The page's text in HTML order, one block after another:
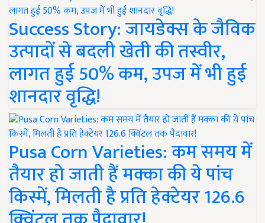
Success Story: जायडेक्स के जैविक
उत्पादों से बदली खेती की तस्वीर,
लागत हुई 50% कम, उपज में भी हुई
शानदार वृद्धि!
Pusa Corn Varieties: कम समय में
तैयार हो जाती हैं मक्का की ये पांच
किस्में, मिलती है प्रति हेक्टेयर 126.6